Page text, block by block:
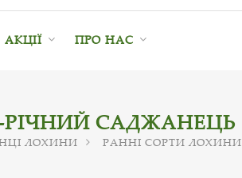
АКЦІЇ ПРО НАС
РІЧНИЙ САДЖАНЕЦЬ
ЛОХИНИ
РАННІ СОРТИ ЛОХИНИ